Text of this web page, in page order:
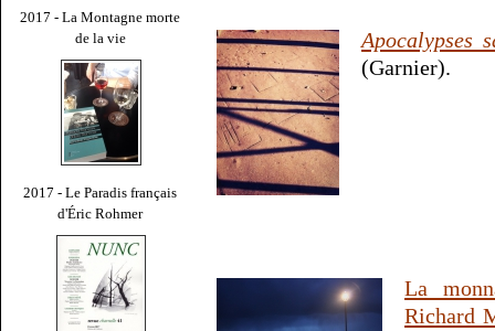
2017 - La Montagne morte
de la vie
2017 - Le Paradis français
d'Éric Rohmer
Apocalypses
(Garnier).
La
Richard